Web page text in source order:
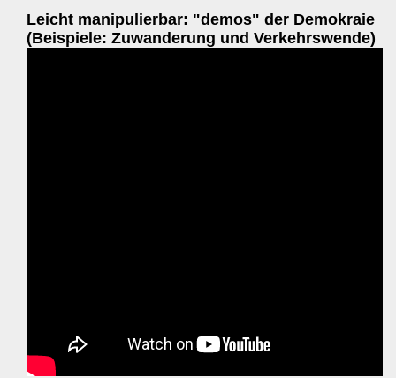
Leicht manipulierbar: "demos" der Demokraie
(Beispiele: Zuwanderung und Verkehrswende)